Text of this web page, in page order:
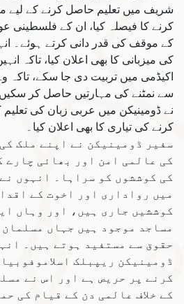
شریف میں تعلیم حاصل کرنے کے
کرنے کا فیصلہ کیا، ان کے فلسطینی
کے موقف کی قدر دانی کرتے ہوئے۔
کی میزبانی کا بھی اعلان کیا، تاکہ
اکیڈمی میں تربیت دی جا سکے،
سے نمٹنے کی مہارتیں حاصل کر
نے ڈومینیکن میں عربی زبان کی تعلیم
کرنے کی تیاری کا بھی اعلان کیا۔
سفیر ڈومینیکن نے اپنے ملک کی
کی عالمی امن اور بھائی چارے
کی کوششوں کو سراہا۔ انہوں
میں رواداری اور اخوت کے
کوششیں جاری ہیں، اور وہاں
مساجد موجود ہیں جہاں
حقوق سے مستفید ہوتے ہیں۔
ڈومینیکن ریپبلک
کرنے پر حریص ہے اور اس نے
کے خلاف عالمی دن کے قیام کی